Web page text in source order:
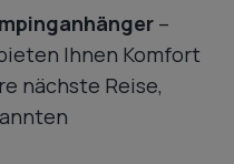
–
Ihnen Komfort
nächste Reise,